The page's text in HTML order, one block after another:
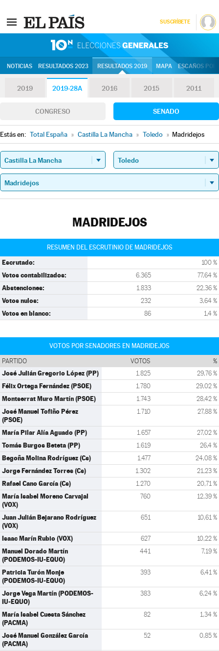
SUSCRÍBETE
NOTICIAS RESULTADOS 2023 RESULTADOS 2019 MAPA ESCAÑOS
2019 2019-28A 2016 2015 2011
CONGRESO SENADO
Estás en: Total España » Castilla La Mancha » Toledo » Madridejos
MADRIDEJOS
RESUMEN DEL ESCRUTINIO DE MADRIDEJOS
Escrutado: 100 %
Votos contabilizados: 6.365 77,64 %
Abstenciones: 1.833 22,36 %
Votos nulos: 232 3,64 %
Votos en blanco: 86 1,4 %
VOTOS POR SENADORES EN MADRIDEJOS
PARTIDO VOTOS %
José Julián Gregorio López (PP) 1.825 29,76 %
Félix Ortega Fernández (PSOE) 1.780 29,02 %
Montserrat Muro Martín (PSOE) 1.743 28,42 %
José Manuel Tofiño Pérez
(PSOE)
1.710 27,88 %
María Pilar Alía Aguado (PP) 1.657 27,02 %
Tomás Burgos Beteta (PP) 1.619 26,4 %
Begoña Molina Rodríguez (Cs) 1.477 24,08 %
Jorge Fernández Torres (Cs) 1.302 21,23 %
Rafael Cano García (Cs) 1.270 20,71 %
María Isabel Moreno Carvajal
(VOX)
760 12,39 %
Juan Julián Bejarano Rodríguez
(VOX)
651 10,61 %
Isaac Marín Rubio (VOX) 627 10,22 %
Manuel Dorado Martín
(PODEMOS-IU-EQUO)
441 7,19 %
Patricia Turón Monje
(PODEMOS-IU-EQUO)
393 6,41 %
Jorge Vega Martín (PODEMOS-
IU-EQUO)
383 6,24 %
María Isabel Cuesta Sánchez
(PACMA)
82 1,34 %
José Manuel González García
(PACMA)
52 0,85 %